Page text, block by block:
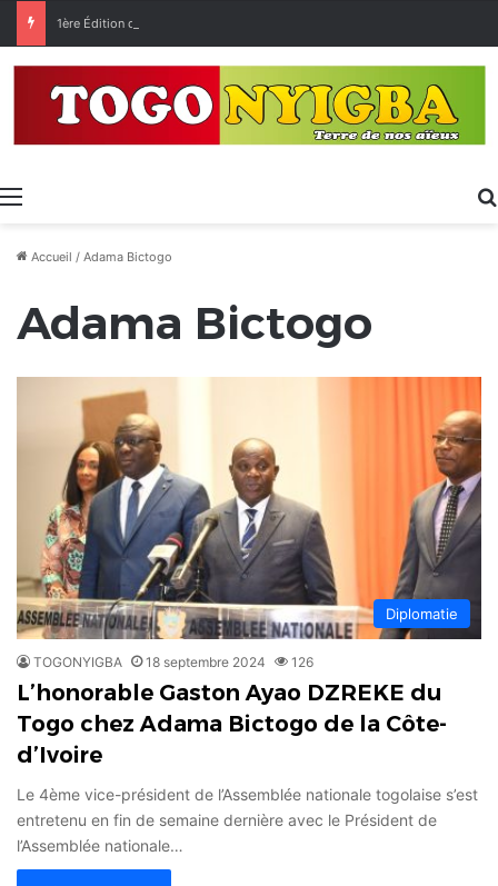
Menu
Accueil / Adama Bictogo
Adama Bictogo
Diplomatie
TOGONYIGBA 18 septembre 2024 126
L’honorable Gaston Ayao DZREKE du
Togo chez Adama Bictogo de la Côte-
d’Ivoire
Le 4ème vice-président de l’Assemblée nationale togolaise s’est
entretenu en fin de semaine dernière avec le Président de
l’Assemblée nationale…